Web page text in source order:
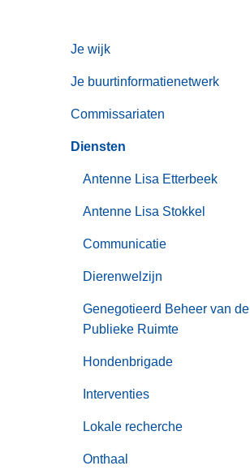
Je wijk
Je buurtinformatienetwerk
Commissariaten
Diensten
Antenne Lisa Etterbeek
Antenne Lisa Stokkel
Communicatie
Dierenwelzijn
Genegotieerd Beheer van de
Publieke Ruimte
Hondenbrigade
Interventies
Lokale recherche
Onthaal